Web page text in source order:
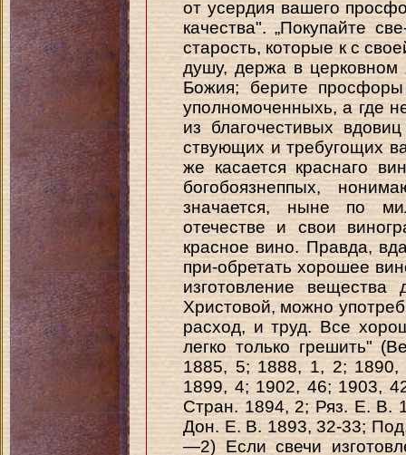
от усердия вашего
качества". „Покупайте
старость, которые к с
душу, держа в церковном
Божия; берите
уполномоченныхь, a где
из благочестивых
ствующих и требугощих
же касается краснаго
богобоязнеппых,
значается, ныне по
отечестве и свои
красное вино. Правда,
при-обретать хорошее
изготовление
Христовой, можно
расход, и труд. Все
легко только грешить"
1885, 5; 1888, 1, 2;
1899, 4; 1902, 46; 1903,
Стран. 1894, 2; Ряз. Е. В.
Дон. Е. В. 1893, 32-33;
—2) Если свечи